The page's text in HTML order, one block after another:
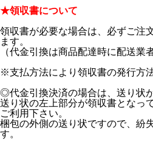
★領収書について
領収書が必要な場合は、必ずご注
ます。
（代金引換は商品配達時に配送業
※支払方法により領収書の発行方
◎代金引換決済の場合は、送り状
送り状の左上部分が領収書となっ
ご利用下さい。
梱包の外側の送り状ですので、紛
す。